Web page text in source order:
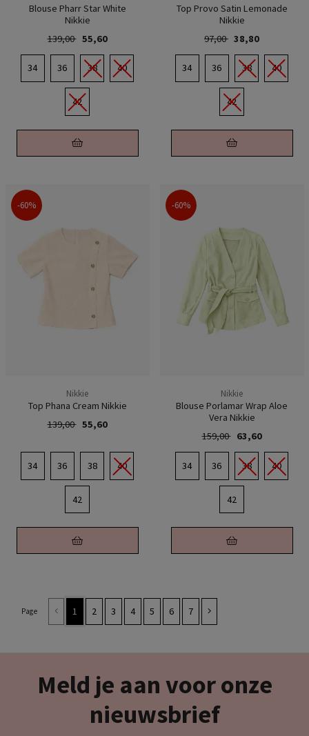
Blouse Pharr Star White
Nikkie
139,00 55,60
34 36 38 40
42
Top Provo Satin Lemonade
Nikkie
97,00 38,80
34 36 38 40
42
-60%
Nikkie
Top Phana Cream Nikkie
139,00 55,60
34 36 38 40
42
-60%
Nikkie
Blouse Porlamar Wrap Aloe
Vera Nikkie
159,00 63,60
34 36 38 40
42
Page 1 2 3 4 5 6 7
Meld je aan voor onze
nieuwsbrief